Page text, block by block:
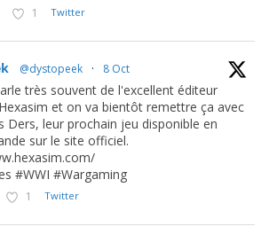
1 Twitter
@dystopeek · 8 Oct
très souvent de l'excellent éditeur
et on va bientôt remettre ça avec
Ders, leur prochain jeu disponible en
sur le site officiel.
#WWI #Wargaming
1 Twitter